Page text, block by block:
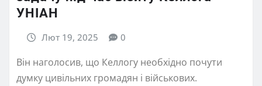
УНІАН
Лют 19, 2025 0
Він наголосив, що Келлогу необхідно почути
думку цивільних громадян і військових.